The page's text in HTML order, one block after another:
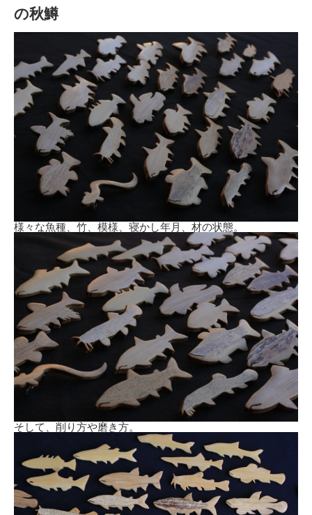
の秋鱒
様々な魚種、竹、模様、寝かし年月、材の状態。
そして、削り方や磨き方。